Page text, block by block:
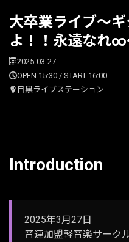
大卒業ライブ～
よ！！永遠なれ∞
2025-03-27
OPEN 15:30 / START 16:00
目黒ライブステーション
Introduction
2025年3月27日
音連加盟軽音楽サーク